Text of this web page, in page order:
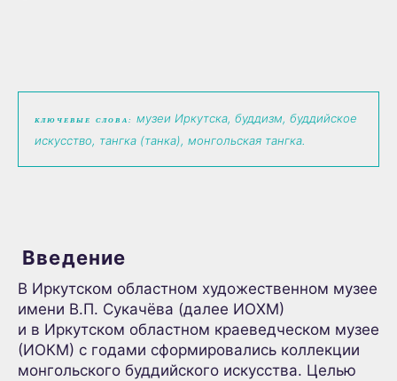
КЛЮЧЕВЫЕ СЛОВА:
музеи Иркутска, буддизм, буддийское
искусство, тангка (танка), монгольская тангка.
Введение
В Иркутском областном художественном музее
имени В.П. Сукачёва (далее ИОХМ)
и в Иркутском областном краеведческом музее
(ИОКМ) с годами сформировались коллекции
монгольского буддийского искусства. Целью